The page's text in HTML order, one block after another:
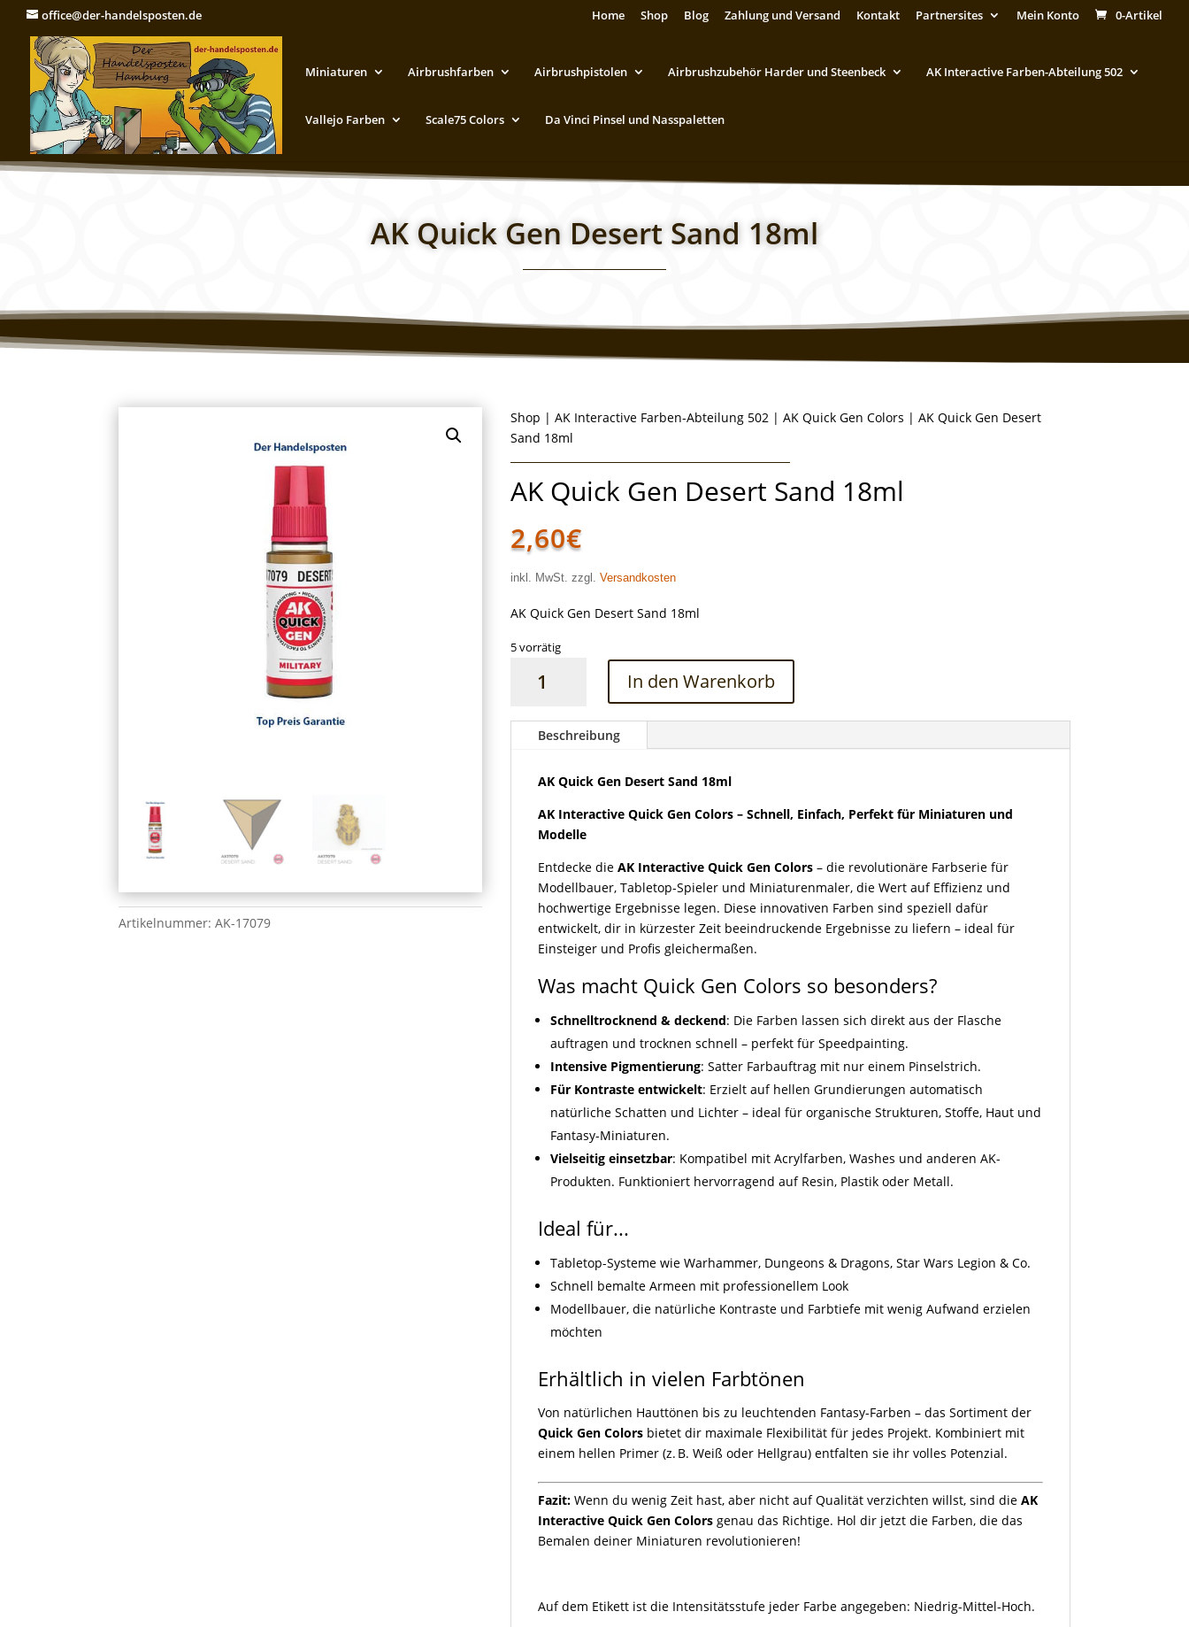
office@der-handelsposten.de Home Shop Blog Zahlung und Versand Kontakt Partnersites Mein Konto 0-Artikel
Miniaturen Airbrushfarben Airbrushpistolen Airbrushzubehör Harder und Steenbeck AK Interactive Farben-Abteilung 502
Vallejo Farben Scale75 Colors Da Vinci Pinsel und Nasspaletten
AK Quick Gen Desert Sand 18ml
Artikelnummer:AK-17079
Shop |AK Interactive Farben-Abteilung 502 |AK Quick Gen Colors | AK Quick Gen Desert
Sand 18ml
AK Quick Gen Desert Sand 18ml
2,60€
inkl. MwSt. zzgl.Versandkosten
AK Quick Gen Desert Sand 18ml
5 vorrätig
Quick
Desert
Menge
In den Warenkorb
Beschreibung
AK Quick Gen Desert Sand 18ml
AK Interactive Quick Gen Colors – Schnell, Einfach, Perfekt für Miniaturen und
Modelle
Entdecke dieAK Interactive Quick Gen Colors – die revolutionäre Farbserie für
Modellbauer, Tabletop-Spieler und Miniaturenmaler, die Wert auf Effizienz und
hochwertige Ergebnisse legen. Diese innovativen Farben sind speziell dafür
entwickelt, dir in kürzester Zeit beeindruckende Ergebnisse zu liefern – ideal für
Einsteiger und Profis gleichermaßen.
Was macht Quick Gen Colors so besonders?
Schnelltrocknend & deckend: Die Farben lassen sich direkt aus der Flasche
auftragen und trocknen schnell – perfekt für Speedpainting.
Intensive Pigmentierung: Satter Farbauftrag mit nur einem Pinselstrich.
Für Kontraste entwickelt: Erzielt auf hellen Grundierungen automatisch
natürliche Schatten und Lichter – ideal für organische Strukturen, Stoffe, Haut und
Fantasy-Miniaturen.
Vielseitig einsetzbar: Kompatibel mit Acrylfarben, Washes und anderen AK-
Produkten. Funktioniert hervorragend auf Resin, Plastik oder Metall.
Ideal für...
Tabletop-Systeme wie Warhammer, Dungeons & Dragons, Star Wars Legion & Co.
Schnell bemalte Armeen mit professionellem Look
Modellbauer, die natürliche Kontraste und Farbtiefe mit wenig Aufwand erzielen
möchten
Erhältlich in vielen Farbtönen
Von natürlichen Hauttönen bis zu leuchtenden Fantasy-Farben – das Sortiment der
Quick Gen Colors bietet dir maximale Flexibilität für jedes Projekt. Kombiniert mit
einem hellen Primer (z. B. Weiß oder Hellgrau) entfalten sie ihr volles Potenzial.
Fazit: Wenn du wenig Zeit hast, aber nicht auf Qualität verzichten willst, sind dieAK
Interactive Quick Gen Colors genau das Richtige. Hol dir jetzt die Farben, die das
Bemalen deiner Miniaturen revolutionieren!
Auf dem Etikett ist die Intensitätsstufe jeder Farbe angegeben: Niedrig-Mittel-Hoch.